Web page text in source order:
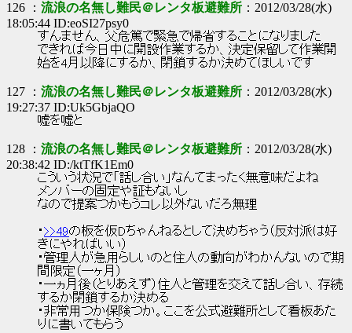
126 ： 流浪の名無し難民＠レンタ板避難所 ：2012/03/28(水)
18:05:44 ID:eoSI27psy0
すんません、父危篤で緊急で帰省することになりました
できれば今日中に開設作業するか、決定保留して作業開
始を4月以降にするか、閉鎖するか決めてほしいです
127 ： 流浪の名無し難民＠レンタ板避難所 ：2012/03/28(水)
19:27:37 ID:Uk5GbjaQO
嘘を嘘と
128 ： 流浪の名無し難民＠レンタ板避難所 ：2012/03/28(水)
20:38:42 ID:/ktTfK1Em0
こういう状況で「話し合い」なんてまったく無意味だよね
メンバーの固定や証もないし
なので提案つかもうコレ以外ないだろ無理
・>>49の板を仮Dちゃんねるとして決めちゃう（反対派は好
きにやればいい）
・管理人が急用らしいのと住人の動向がわかんないので期
間限定（一ヶ月）
・一ヵ月後（とりあえず）住人と管理を交えて話し合い、存続
するか閉鎖するか決める
・非常用つか保険つか。ここを公式避難所として看板あた
りに書いてもらう